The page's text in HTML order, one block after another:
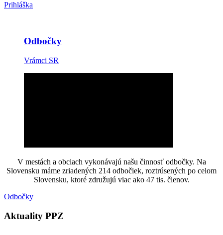
Prihláška
Odbočky
Vrámci SR
V mestách a obciach vykonávajú našu činnosť odbočky. Na
Slovensku máme zriadených 214 odbočiek, roztrúsených po celom
Slovensku, ktoré združujú viac ako 47 tis. členov.
Odbočky
Aktuality PPZ